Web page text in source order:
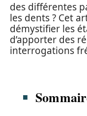
des différentes
les dents ? Cet
démystifier les
d’apporter des
interrogations